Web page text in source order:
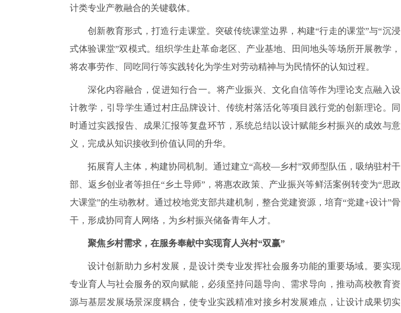
计类专业产教融合的关键载体。
创新教育形式，打造行走课堂。突破传统课堂边界，构建“行走的课堂”与“沉浸
式体验课堂”双模式。组织学生赴革命老区、产业基地、田间地头等场所开展教学，
将农事劳作、同吃同行等实践转化为学生对劳动精神与为民情怀的认知过程。
深化内容融合，促进知行合一。将产业振兴、文化自信等作为理论支点融入设
计教学，引导学生通过村庄品牌设计、传统村落活化等项目践行党的创新理论。同
时通过实践报告、成果汇报等复盘环节，系统总结以设计赋能乡村振兴的成效与意
义，完成从知识接收到价值认同的升华。
拓展育人主体，构建协同机制。通过建立“高校—乡村”双师型队伍，吸纳驻村干
部、返乡创业者等担任“乡土导师”，将惠农政策、产业振兴等鲜活案例转变为“思政
大课堂”的生动教材。通过校地党支部共建机制，整合党建资源，培育“党建+设计”骨
干，形成协同育人网络，为乡村振兴储备青年人才。
聚焦乡村需求，在服务奉献中实现育人兴村“双赢”
设计创新助力乡村发展，是设计类专业发挥社会服务功能的重要场域。要实现
专业育人与社会服务的双向赋能，必须坚持问题导向、需求导向，推动高校教育资
源与基层发展场景深度耦合，使专业实践精准对接乡村发展难点，让设计成果切实